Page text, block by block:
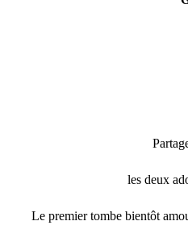
les deux
Le premier tombe bientôt